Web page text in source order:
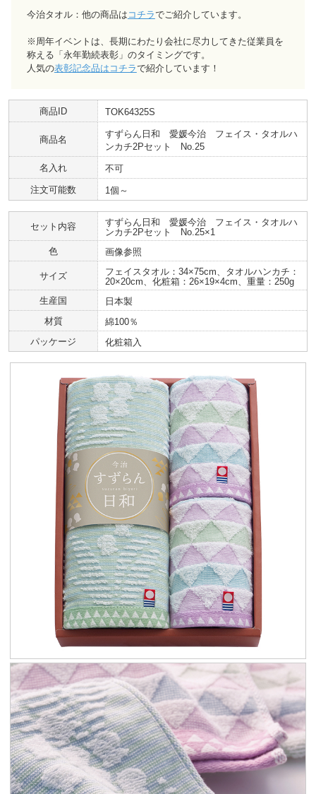
今治タオル：他の商品は コチラでご紹介しています。
※周年イベントは、長期にわたり会社に尽力してきた従業員を
称える「永年勤続表彰」のタイミングです。
人気の表彰記念品はコチラで紹介しています！
商品ID TOK64325S
商品名
すずらん日和 愛媛今治 フェイス・タオルハ
ンカチ2Pセット No.25
名入れ
不可
注文可能数
1個～
セット内容
すずらん日和 愛媛今治 フェイス・タオルハ
ンカチ2Pセット No.25×1
色
画像参照
サイズ
フェイスタオル：34×75cm、タオルハンカチ：
20×20cm、化粧箱：26×19×4cm、重量：250g
生産国
日本製
材質
綿100％
パッケージ
化粧箱入